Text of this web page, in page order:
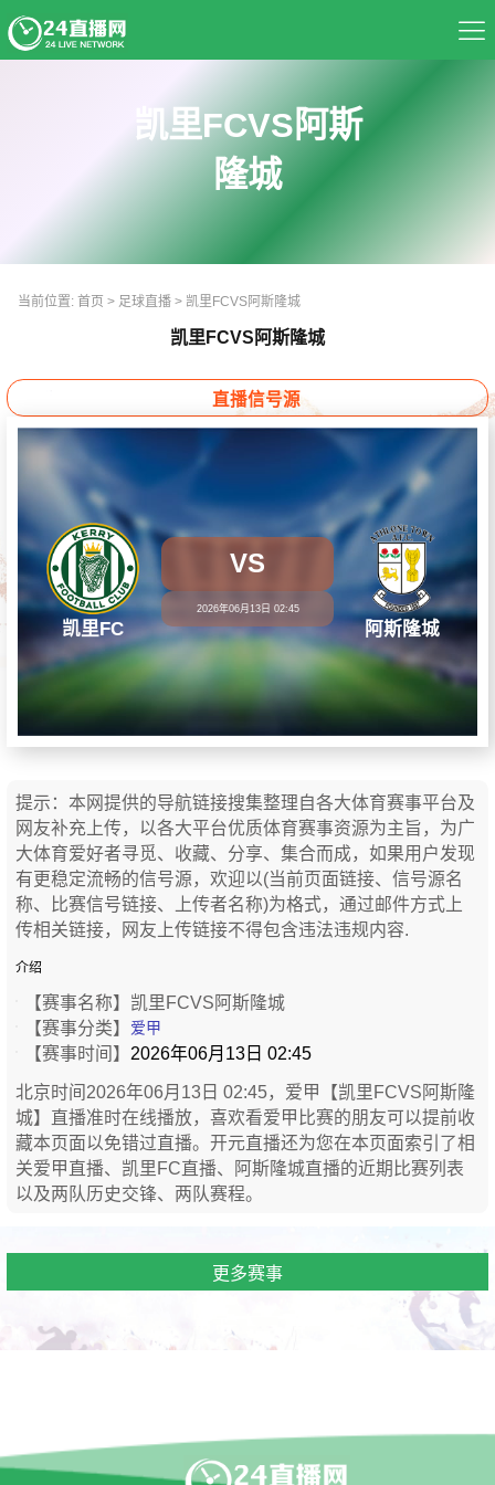
足球直播
资讯
热门球队
推荐录像
精彩视频
凯里FCVS阿斯
隆城
当前位置: 首页 > 足球直播> 凯里FCVS阿斯隆城
凯里FCVS阿斯隆城
直播信号源
凯里FC
VS
2026年06月13日 02:45
阿斯隆城
提示：本网提供的导航链接搜集整理自各大体育赛事平台及
网友补充上传，以各大平台优质体育赛事资源为主旨，为广
大体育爱好者寻觅、收藏、分享、集合而成，如果用户发现
有更稳定流畅的信号源，欢迎以(当前页面链接、信号源名
称、比赛信号链接、上传者名称)为格式，通过邮件方式上
传相关链接，网友上传链接不得包含违法违规内容.
介绍
【赛事名称】 凯里FCVS阿斯隆城
【赛事分类】 爱甲
【赛事时间】 2026年06月13日 02:45
北京时间2026年06月13日 02:45，爱甲【凯里FCVS阿斯隆
城】直播准时在线播放，喜欢看爱甲比赛的朋友可以提前收
藏本页面以免错过直播。开元直播还为您在本页面索引了相
关爱甲直播、凯里FC直播、阿斯隆城直播的近期比赛列表
以及两队历史交锋、两队赛程。
更多赛事